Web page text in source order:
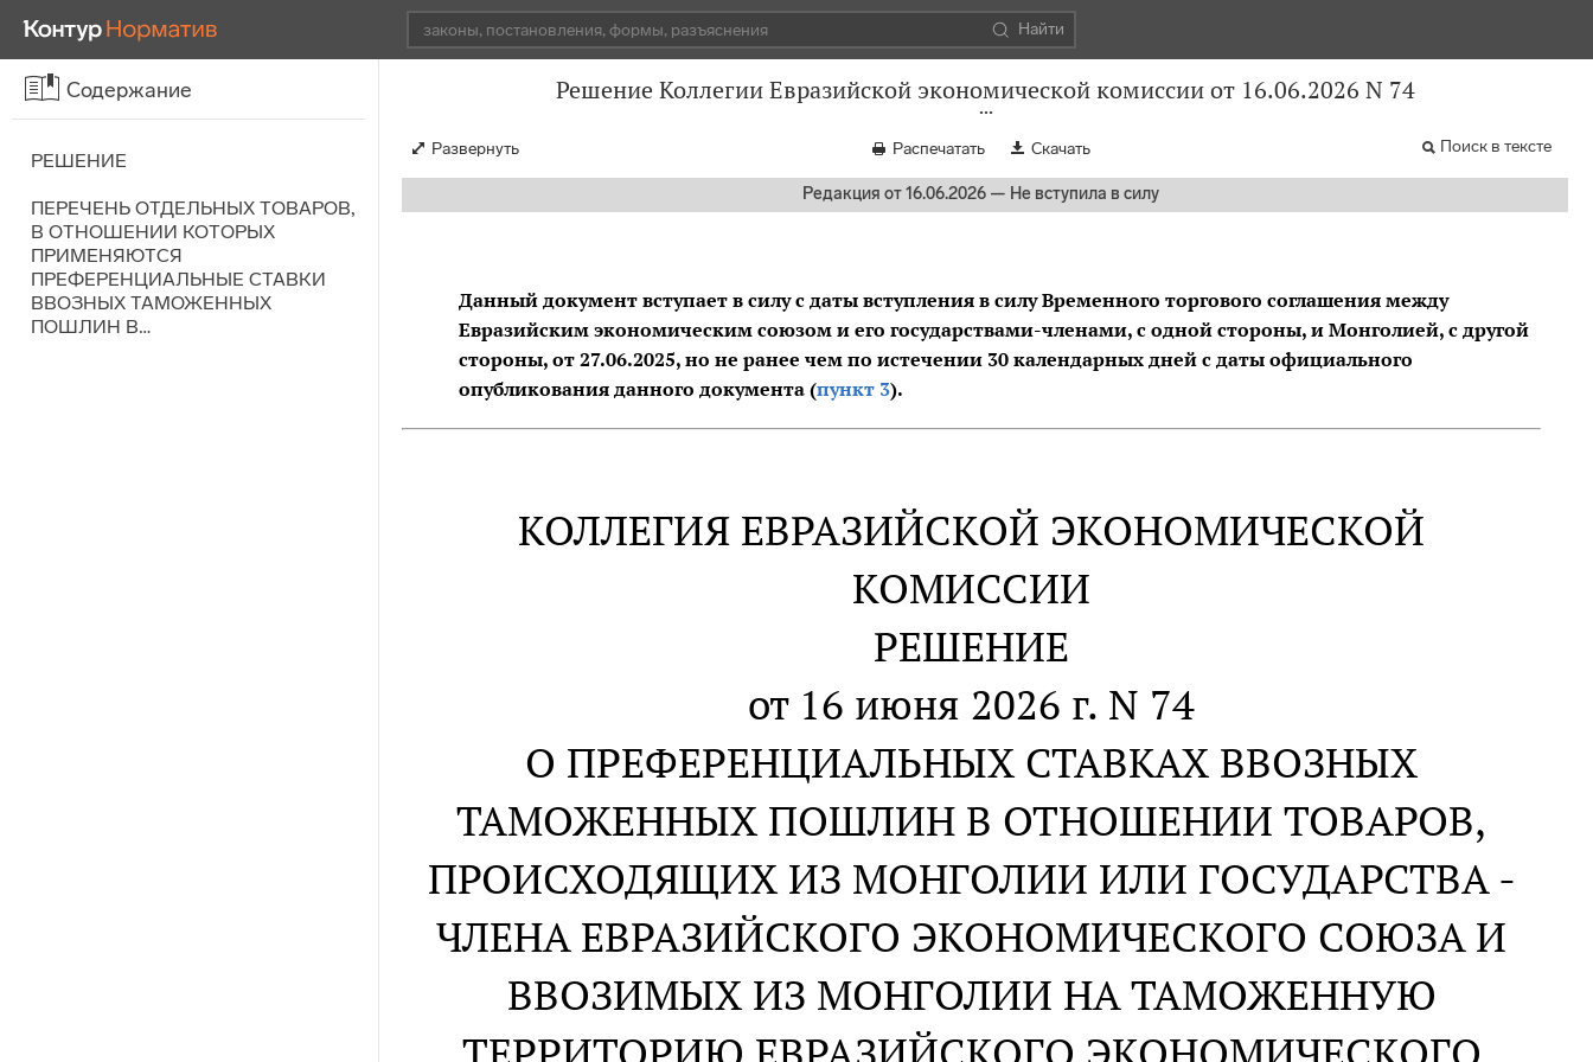
Найти
Содержание
РЕШЕНИЕ
ПЕРЕЧЕНЬ ОТДЕЛЬНЫХ ТОВАРОВ,
В ОТНОШЕНИИ КОТОРЫХ
ПРИМЕНЯЮТСЯ
ПРЕФЕРЕНЦИАЛЬНЫЕ СТАВКИ
ВВОЗНЫХ ТАМОЖЕННЫХ
ПОШЛИН В…
Решение Коллегии Евразийской экономической комиссии от 16.06.2026 N 74
Развернуть Распечатать Скачать Поиск в тексте
Редакция от 16.06.2026 — Не вступила в силу
Данный документ вступает в силу с даты вступления в силу Временного торгового соглашения между
Евразийским экономическим союзом и его государствами-членами, с одной стороны, и Монголией, с другой
стороны, от 27.06.2025, но не ранее чем по истечении 30 календарных дней с даты официального
опубликования данного документа (пункт 3).
КОЛЛЕГИЯ ЕВРАЗИЙСКОЙ ЭКОНОМИЧЕСКОЙ
КОМИССИИ
РЕШЕНИЕ
от 16 июня 2026 г. N 74
О ПРЕФЕРЕНЦИАЛЬНЫХ СТАВКАХ ВВОЗНЫХ
ТАМОЖЕННЫХ ПОШЛИН В ОТНОШЕНИИ ТОВАРОВ,
ПРОИСХОДЯЩИХ ИЗ МОНГОЛИИ ИЛИ ГОСУДАРСТВА -
ЧЛЕНА ЕВРАЗИЙСКОГО ЭКОНОМИЧЕСКОГО СОЮЗА И
ВВОЗИМЫХ ИЗ МОНГОЛИИ НА ТАМОЖЕННУЮ